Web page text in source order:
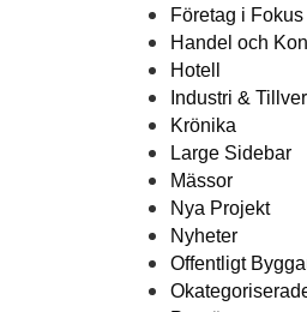
Företag i Fokus
Handel och
Hotell
Industri &
Krönika
Large Sidebar
Mässor
Nya Projekt
Nyheter
Offentligt